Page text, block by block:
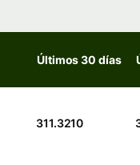
Últimos 30 días
311.3210